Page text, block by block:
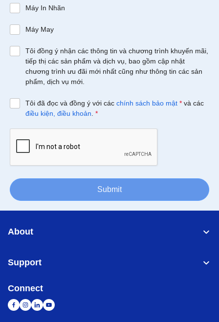
Máy In Nhãn
Máy May
Tôi đồng ý nhận các thông tin và chương trình khuyến mãi,
tiếp thị các sản phẩm và dịch vụ, bao gồm cập nhật
chương trình ưu đãi mới nhất cũng như thông tin các sản
phẩm, dịch vụ mới.
Tôi đã đọc và đồng ý với các chính sách bảo mật * và các
điều kiện, điều khoản *
Submit
About
Support
Connect